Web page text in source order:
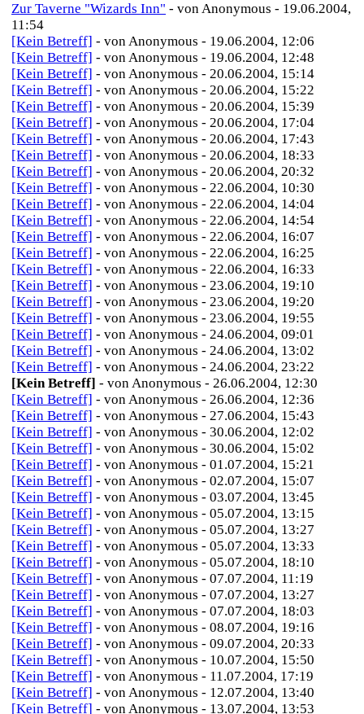
Zur Taverne "Wizards Inn" - von Anonymous - 19.06.2004,
11:54
[Kein Betreff] - von Anonymous - 19.06.2004, 12:06
[Kein Betreff] - von Anonymous - 19.06.2004, 12:48
[Kein Betreff] - von Anonymous - 20.06.2004, 15:14
[Kein Betreff] - von Anonymous - 20.06.2004, 15:22
[Kein Betreff] - von Anonymous - 20.06.2004, 15:39
[Kein Betreff] - von Anonymous - 20.06.2004, 17:04
[Kein Betreff] - von Anonymous - 20.06.2004, 17:43
[Kein Betreff] - von Anonymous - 20.06.2004, 18:33
[Kein Betreff] - von Anonymous - 20.06.2004, 20:32
[Kein Betreff] - von Anonymous - 22.06.2004, 10:30
[Kein Betreff] - von Anonymous - 22.06.2004, 14:04
[Kein Betreff] - von Anonymous - 22.06.2004, 14:54
[Kein Betreff] - von Anonymous - 22.06.2004, 16:07
[Kein Betreff] - von Anonymous - 22.06.2004, 16:25
[Kein Betreff] - von Anonymous - 22.06.2004, 16:33
[Kein Betreff] - von Anonymous - 23.06.2004, 19:10
[Kein Betreff] - von Anonymous - 23.06.2004, 19:20
[Kein Betreff] - von Anonymous - 23.06.2004, 19:55
[Kein Betreff] - von Anonymous - 24.06.2004, 09:01
[Kein Betreff] - von Anonymous - 24.06.2004, 13:02
[Kein Betreff] - von Anonymous - 24.06.2004, 23:22
[Kein Betreff] - von Anonymous - 26.06.2004, 12:30
[Kein Betreff] - von Anonymous - 26.06.2004, 12:36
[Kein Betreff] - von Anonymous - 27.06.2004, 15:43
[Kein Betreff] - von Anonymous - 30.06.2004, 12:02
[Kein Betreff] - von Anonymous - 30.06.2004, 15:02
[Kein Betreff] - von Anonymous - 01.07.2004, 15:21
[Kein Betreff] - von Anonymous - 02.07.2004, 15:07
[Kein Betreff] - von Anonymous - 03.07.2004, 13:45
[Kein Betreff] - von Anonymous - 05.07.2004, 13:15
[Kein Betreff] - von Anonymous - 05.07.2004, 13:27
[Kein Betreff] - von Anonymous - 05.07.2004, 13:33
[Kein Betreff] - von Anonymous - 05.07.2004, 18:10
[Kein Betreff] - von Anonymous - 07.07.2004, 11:19
[Kein Betreff] - von Anonymous - 07.07.2004, 13:27
[Kein Betreff] - von Anonymous - 07.07.2004, 18:03
[Kein Betreff] - von Anonymous - 08.07.2004, 19:16
[Kein Betreff] - von Anonymous - 09.07.2004, 20:33
[Kein Betreff] - von Anonymous - 10.07.2004, 15:50
[Kein Betreff] - von Anonymous - 11.07.2004, 17:19
[Kein Betreff] - von Anonymous - 12.07.2004, 13:40
[Kein Betreff] - von Anonymous - 13.07.2004, 13:53